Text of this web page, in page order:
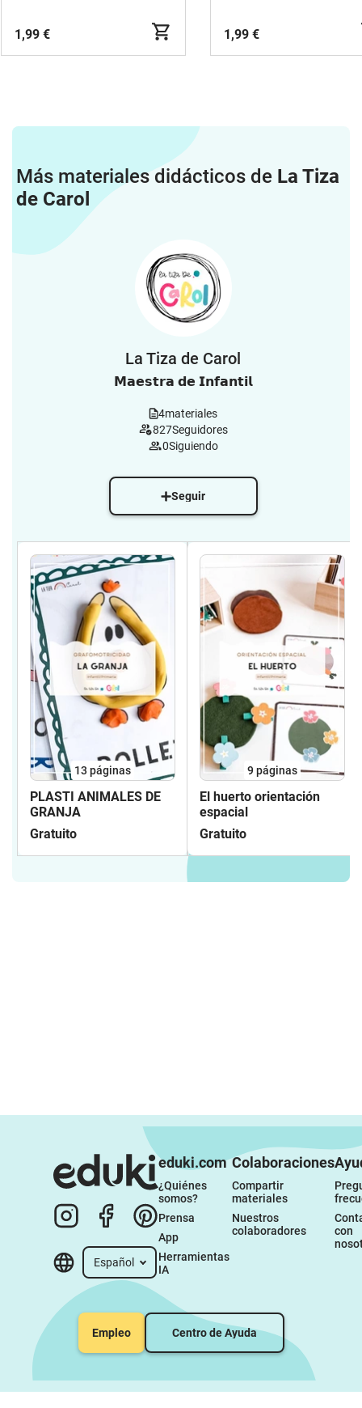
1,99 € 1,99 €
Más materiales didácticos de La Tiza
de Carol
La Tiza de Carol
𝗠𝗮𝗲𝘀𝘁𝗿𝗮 𝗱𝗲 𝗜𝗻𝗳𝗮𝗻𝘁𝗶𝗹
4materiales
827Seguidores
0Siguiendo
Seguir
13 páginas
PLASTI ANIMALES DE
GRANJA
Gratuito
9páginas
El huerto orientación
espacial
Gratuito
Español
eduki.com
¿Quiénes
somos?
Prensa
App
Herramientas
IA
Colaboraciones
Compartir
materiales
Nuestros
colaboradores
con
Empleo Centro de Ayuda